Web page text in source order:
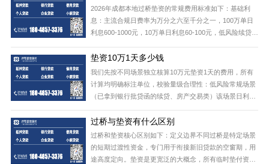
普通住宅‌：多数城市抵押率上限为‌70%–85%‌，
2026年成都本地过桥垫资的常规费用标准如下：基础利
息‌：主流合规日费率为万分之六至千分之一，100万单日
利息600-1000元，10万单日利息60-100元，低风险续贷场
办服务费等零散支出，多为几百元固定金额，或按垫资额
0.1%-0.3%收取。红线提示‌：日费率超千分之二的高息
垫资10万1天多少钱
我们先按不同场景独立核算10万元垫资1天的费用，所有
计算均明确标注单位，校验量级合理性：低风险常规场景
（已拿到银行批贷函的续贷、房产交易类）‌该场景日利率
息下限：100000元 × 0.06% = 60元当日利息上限：
100000元 × 0.1% = 100元普通风险场景（常规经营周转、
无
过桥与垫资有什么区别
过桥和垫资核心区别如下：定义边界不同‌过桥是‌特定场景
的短期过渡性资金‌，专门用于衔接新旧贷款的空窗期，用
途高度定向。垫资是更宽泛的大概念，所有临时垫付资金